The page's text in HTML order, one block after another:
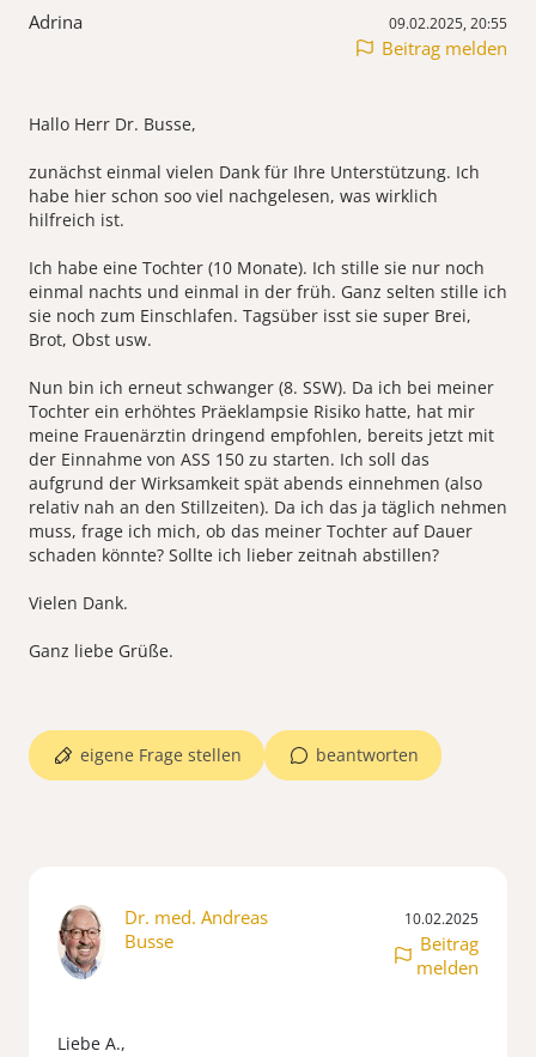
Adrina 09.02.2025, 20:55
Beitrag melden
Hallo Herr Dr. Busse,
zunächst einmal vielen Dank für Ihre Unterstützung. Ich
habe hier schon soo viel nachgelesen, was wirklich
hilfreich ist.
Ich habe eine Tochter (10 Monate). Ich stille sie nur noch
einmal nachts und einmal in der früh. Ganz selten stille ich
sie noch zum Einschlafen. Tagsüber isst sie super Brei,
Brot, Obst usw.
Nun bin ich erneut schwanger (8. SSW). Da ich bei meiner
Tochter ein erhöhtes Präeklampsie Risiko hatte, hat mir
meine Frauenärztin dringend empfohlen, bereits jetzt mit
der Einnahme von ASS 150 zu starten. Ich soll das
aufgrund der Wirksamkeit spät abends einnehmen (also
relativ nah an den Stillzeiten). Da ich das ja täglich nehmen
muss, frage ich mich, ob das meiner Tochter auf Dauer
schaden könnte? Sollte ich lieber zeitnah abstillen?
Vielen Dank.
Ganz liebe Grüße.
beantworten
eigene Frage stellen
Dr. med. Andreas
Busse
10.02.2025
Beitrag
melden
Liebe A.,